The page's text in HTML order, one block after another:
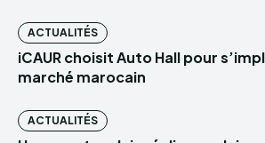
ACTUALITÉS
iCAUR choisit Auto Hall pour
marché marocain
ACTUALITÉS